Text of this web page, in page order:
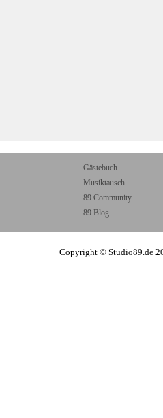
Gästebuch
Musiktausch
89 Community
89 Blog
Copyright © Studio89.de